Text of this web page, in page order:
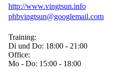
http://www.vingtsun.info
phbvingtsun@googlemail.com
Training:
Di und Do: 18:00 - 21:00
Office:
Mo - Do: 15:00 - 18:00